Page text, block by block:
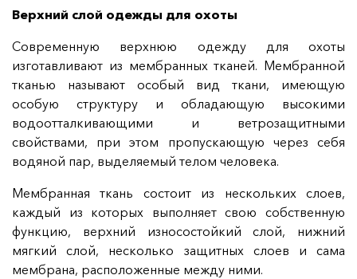
Верхний слой одежды для охоты
Современную верхнюю одежду для охоты
изготавливают из мембранных тканей. Мембранной
тканью называют особый вид ткани, имеющую
особую структуру и обладающую высокими
водоотталкивающими и ветрозащитными
свойствами, при этом пропускающую через себя
водяной пар, выделяемый телом человека.
Мембранная ткань состоит из нескольких слоев,
каждый из которых выполняет свою собственную
функцию, верхний износостойкий слой, нижний
мягкий слой, несколько защитных слоев и сама
мембрана, расположенные между ними.